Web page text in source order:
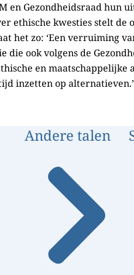
en Gezondheidsraad hun
ethische kwesties stelt
het zo: ‘Een verruiming
ook volgens de
en maatschappelijke
inzetten op alternatieven.’
Andere talen